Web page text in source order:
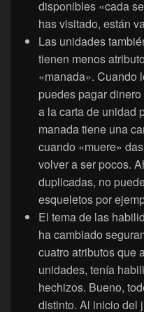
disponibles «cada
has visitado, están
Las unidades
tienen menos
«manada». Cuando
puedes pagar
a la carta de unidad
manada tiene una
cuando «muere»
volver a ser pocos.
duplicadas, no
esqueletos por
El tema de las
ha cambiado
cuatro atributos que
unidades, tenía
hechizos. Bueno,
distinto. Al inicio del